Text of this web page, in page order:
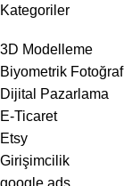
Kategoriler
3D Modelleme
Biyometrik Fotoğraf
Dijital Pazarlama
E-Ticaret
Etsy
Girişimcilik
google ads